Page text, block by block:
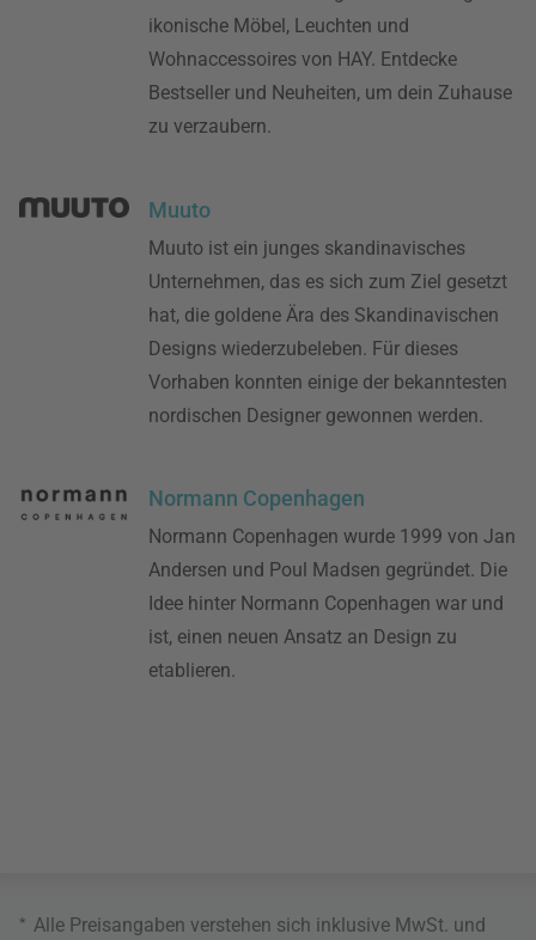
ikonische Möbel, Leuchten und
Wohnaccessoires von HAY. Entdecke
Bestseller und Neuheiten, um dein Zuhause
zu verzaubern.
Muuto
Muuto ist ein junges skandinavisches
Unternehmen, das es sich zum Ziel gesetzt
hat, die goldene Ära des Skandinavischen
Designs wiederzubeleben. Für dieses
Vorhaben konnten einige der bekanntesten
nordischen Designer gewonnen werden.
Normann Copenhagen
Normann Copenhagen wurde 1999 von Jan
Andersen und Poul Madsen gegründet. Die
Idee hinter Normann Copenhagen war und
ist, einen neuen Ansatz an Design zu
etablieren.
* Alle Preisangaben verstehen sich inklusive MwSt. und